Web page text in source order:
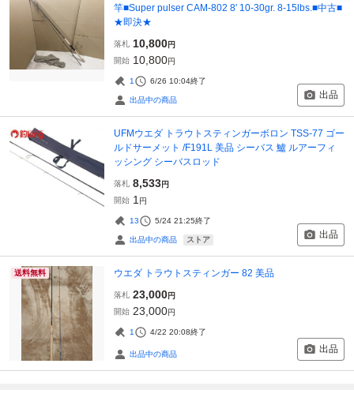
竿■Super pulser CAM-802 8' 10-30gr. 8-15lbs.■中古■
★即決★
落札 10,800円
開始 10,800円
1 6/26 10:04終了
出品中の商品 出品
UFMウエダ トラウトスティンガーボロン TSS-77 ゴー
ルドサーメット /F191L 美品 シーバス 鱸 ルアーフィ
ッシング シーバスロッド
落札 8,533円
開始 1 円
13 5/24 21:25終了
出品中の商品 ストア 出品
送料無料 ウエダ トラウトスティンガー 82 美品
落札 23,000円
開始 23,000円
1 4/22 20:08終了
出品中の商品 出品